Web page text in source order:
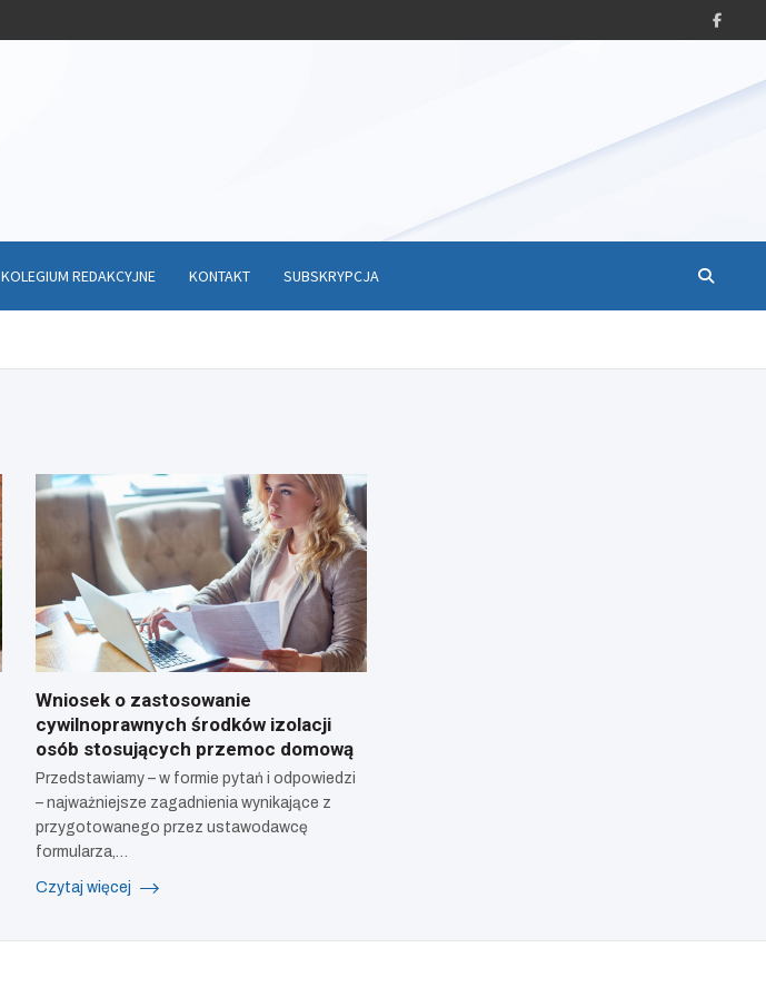
KOLEGIUM REDAKCYJNE KONTAKT SUBSKRYPCJA
Wniosek o zastosowanie
cywilnoprawnych środków izolacji
osób stosujących przemoc domową
Przedstawiamy – w formie pytań i odpowiedzi
– najważniejsze zagadnienia wynikające z
przygotowanego przez ustawodawcę
formularza,…
Czytaj więcej